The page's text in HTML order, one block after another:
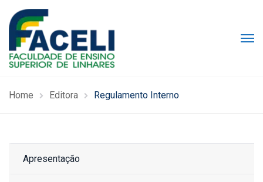
Home Editora Regulamento Interno
Apresentação